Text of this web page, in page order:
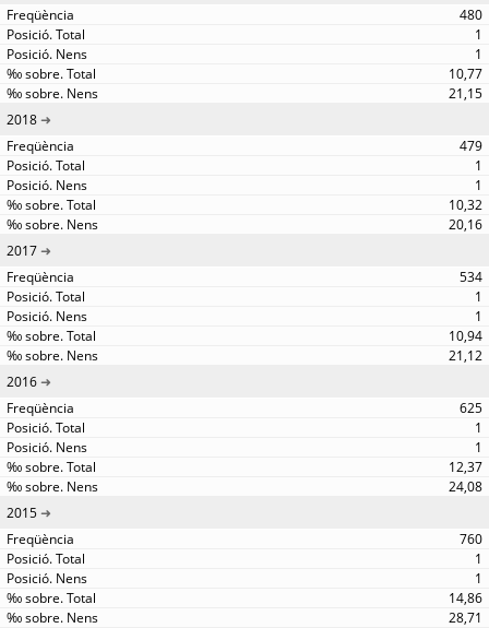
480
1
1
10,77
21,15
2018
479
1
1
10,32
20,16
2017
534
1
1
10,94
21,12
2016
625
1
1
12,37
24,08
2015
760
1
1
14,86
28,71